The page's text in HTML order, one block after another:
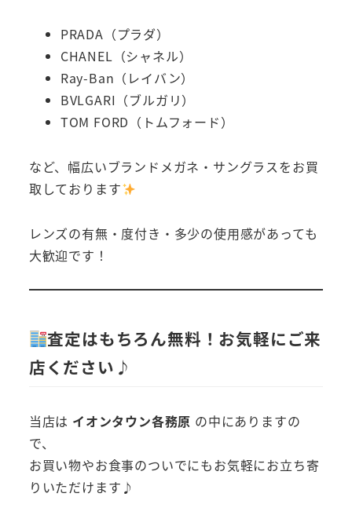
PRADA（プラダ）
CHANEL（シャネル）
Ray-Ban（レイバン）
BVLGARI（ブルガリ）
TOM FORD（トムフォード）
など、幅広いブランドメガネ・サングラスをお買
取しております
レンズの有無・度付き・多少の使用感があっても
大歓迎です！
査定はもちろん無料！お気軽にご来
店ください♪
当店は イオンタウン各務原 の中にありますの
で、
お買い物やお食事のついでにもお気軽にお立ち寄
りいただけます♪